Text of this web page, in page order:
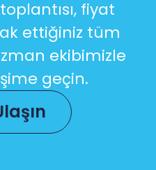
fiyat
ettiğiniz tüm
ekibimizle
geçin.